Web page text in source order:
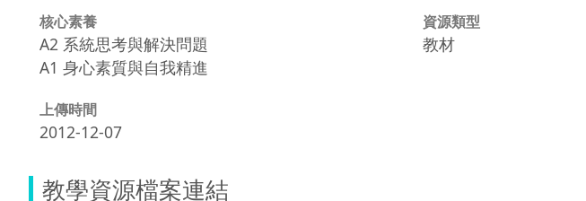
核心素養
A2 系統思考與解決問題
A1 身心素質與自我精進
資源類型
教材
上傳時間
2012-12-07
教學資源檔案連結